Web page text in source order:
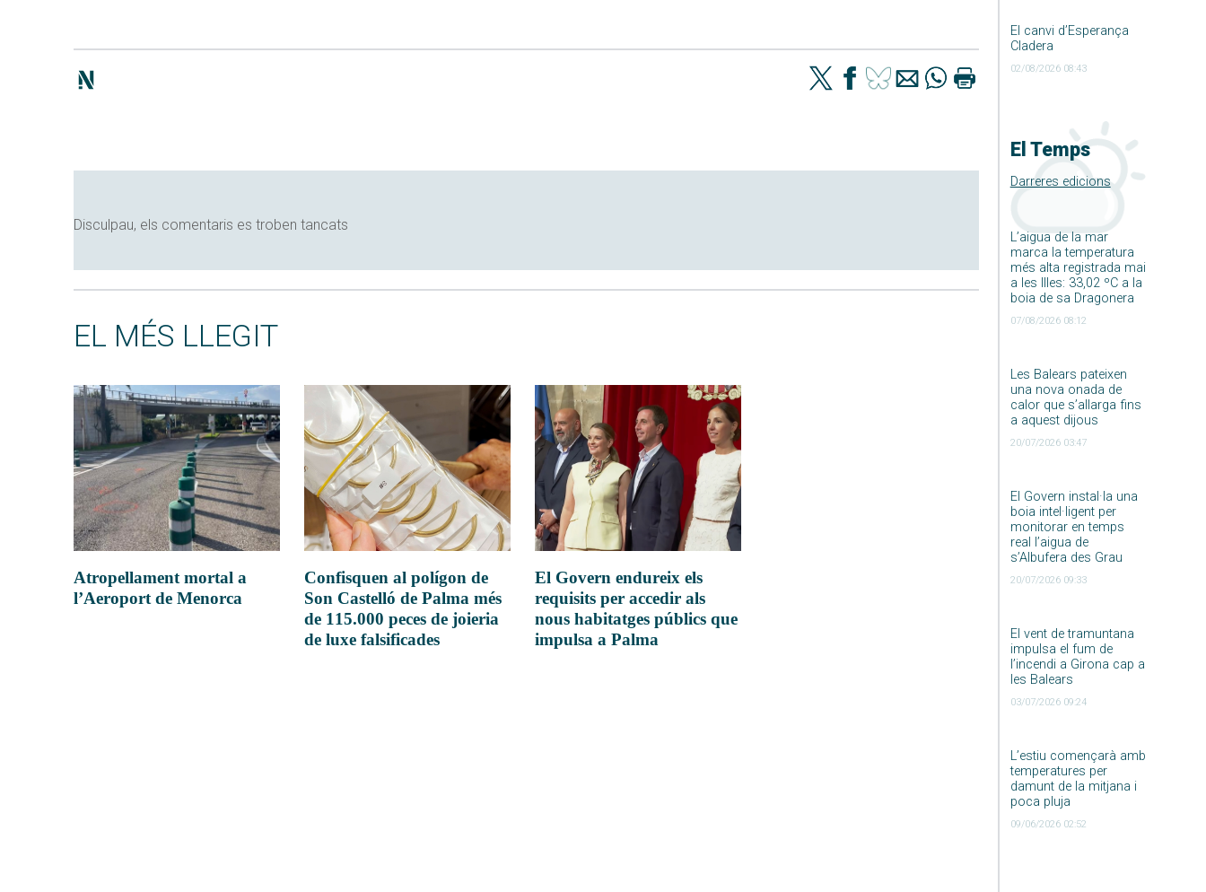
El canvi d’Esperança
Cladera
02/08/2026 08:43
El Temps
Darreres edicions
L’aigua de la mar
marca la temperatura
més alta registrada mai
a les Illes: 33,02 ºC a la
boia de sa Dragonera
07/08/2026 08:12
Les Balears pateixen
una nova onada de
calor que s’allarga fins
a aquest dijous
20/07/2026 03:47
El Govern instal·la una
boia intel·ligent per
monitorar en temps
real l’aigua de
s’Albufera des Grau
20/07/2026 09:33
El vent de tramuntana
impulsa el fum de
l’incendi a Girona cap a
les Balears
03/07/2026 09:24
L’estiu començarà amb
temperatures per
damunt de la mitjana i
poca pluja
09/06/2026 02:52
Disculpau, els comentaris es troben tancats
EL MÉS LLEGIT
Atropellament mortal a
l’Aeroport de Menorca
Confisquen al polígon de
Son Castelló de Palma més
de 115.000 peces de joieria
de luxe falsificades
El Govern endureix els
requisits per accedir als
nous habitatges públics que
impulsa a Palma